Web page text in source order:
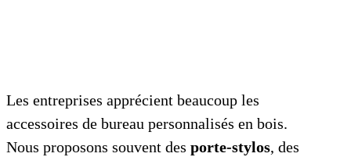
Les entreprises apprécient beaucoup les
accessoires de bureau personnalisés en bois.
Nous proposons souvent des porte-stylos, des